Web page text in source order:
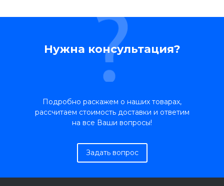
Нужна консультация?
Подробно раскажем о наших товарах,
рассчитаем стоимость доставки и ответим
на все Ваши вопросы!
Задать вопрос